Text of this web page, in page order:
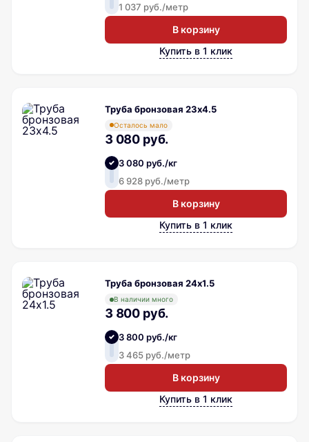
1 037 руб./метр
В корзину
Купить в 1 клик
Труба бронзовая 23х4.5
Осталось мало
3 080 руб.
3 080 руб./кг
6 928 руб./метр
В корзину
Купить в 1 клик
Труба бронзовая 24х1.5
В наличии много
3 800 руб.
3 800 руб./кг
3 465 руб./метр
В корзину
Купить в 1 клик